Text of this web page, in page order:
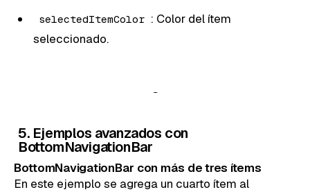
selectedItemColor : Color del ítem
seleccionado.
5. Ejemplos avanzados con
BottomNavigationBar
BottomNavigationBar con más de tres ítems
En este ejemplo se agrega un cuarto ítem al